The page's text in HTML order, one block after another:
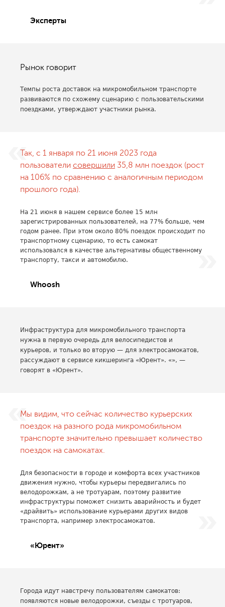
Эксперты
Рынок говорит
Темпы роста доставок на микромобильном транспорте
развиваются по схожему сценарию с пользовательскими
поездками, утверждают участники рынка.
Так, с 1 января по 21 июня 2023 года
пользователи совершили 35,8 млн поездок (рост
на 106% по сравнению с аналогичным периодом
прошлого года).
На 21 июня в нашем сервисе более 15 млн
зарегистрированных пользователей, на 77% больше, чем
годом ранее. При этом около 80% поездок происходит по
транспортному сценарию, то есть самокат
использовался в качестве альтернативы общественному
транспорту, такси и автомобилю.
Whoosh
Инфраструктура для микромобильного транспорта
нужна в первую очередь для велосипедистов и
курьеров, и только во вторую — для электросамокатов,
рассуждают в сервисе кикшеринга «Юрент». «», —
говорят в «Юрент».
Мы видим, что сейчас количество курьерских
поездок на разного рода микромобильном
транспорте значительно превышает количество
поездок на самокатах.
Для безопасности в городе и комфорта всех участников
движения нужно, чтобы курьеры передвигались по
велодорожкам, а не тротуарам, поэтому развитие
инфраструктуры поможет снизить аварийность и будет
«драйвить» использование курьерами других видов
транспорта, например электросамокатов.
«Юрент»
Города идут навстречу пользователям самокатов:
появляются новые велодорожки, съезды с тротуаров,